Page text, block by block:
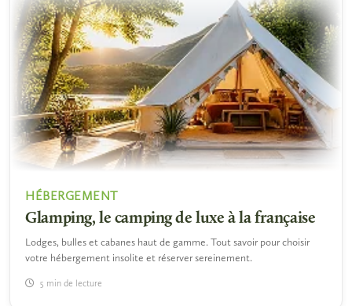
HÉBERGEMENT
Glamping, le camping de luxe à la française
Lodges, bulles et cabanes haut de gamme. Tout savoir pour choisir
votre hébergement insolite et réserver sereinement.
5 min de lecture